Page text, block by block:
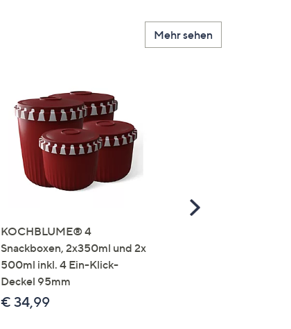
Mehr sehen
KOCHBLUME® 4
Snackboxen, 2x350ml und 2x
500ml inkl. 4 Ein-Klick-
Deckel 95mm
€ 34,99
Scroll